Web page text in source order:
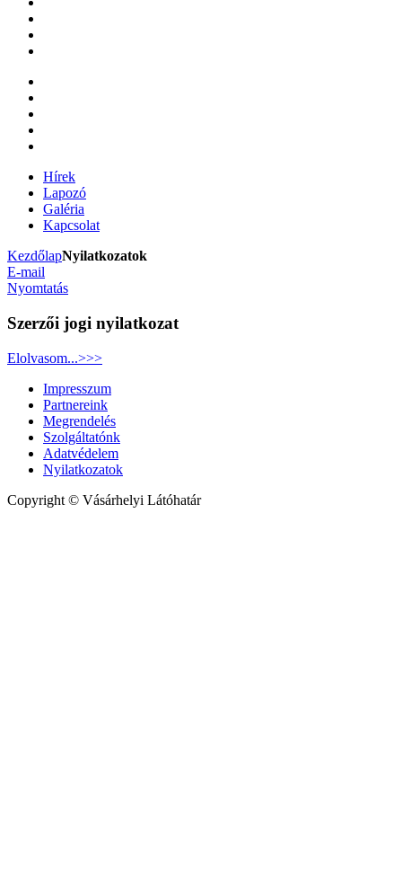
Hírek
Lapozó
Galéria
Kapcsolat
KezdőlapNyilatkozatok
E-mail
Nyomtatás
Szerzői jogi nyilatkozat
Elolvasom...>>>
Impresszum
Partnereink
Megrendelés
Szolgáltatónk
Adatvédelem
Nyilatkozatok
Copyright © Vásárhelyi Látóhatár